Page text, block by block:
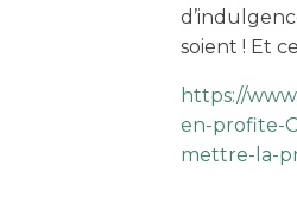
soient ! Et
https://
en-profite-
mettre-la-